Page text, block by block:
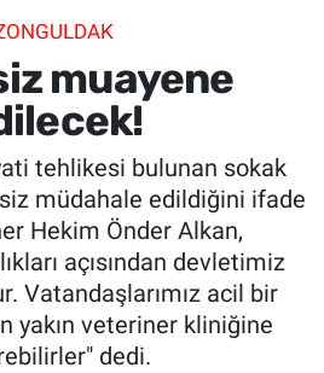
muayene
tehlikesi bulunan sokak
müdahale edildiğini ifade
Hekim Önder Alkan,
açısından devletimiz
Vatandaşlarımız acil bir
yakın veteriner kliniğine
dedi.